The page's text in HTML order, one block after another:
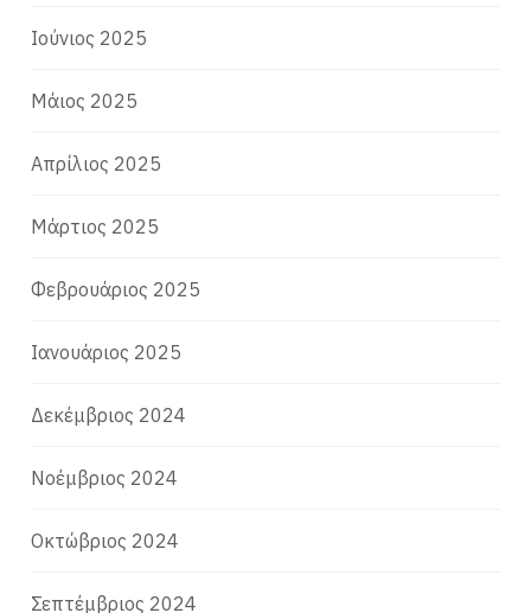
Ιούνιος 2025
Μάιος 2025
Απρίλιος 2025
Μάρτιος 2025
Φεβρουάριος 2025
Ιανουάριος 2025
Δεκέμβριος 2024
Νοέμβριος 2024
Οκτώβριος 2024
Σεπτέμβριος 2024